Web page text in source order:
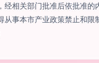
经相关部门批准后依批准的
从事本市产业政策禁止和限